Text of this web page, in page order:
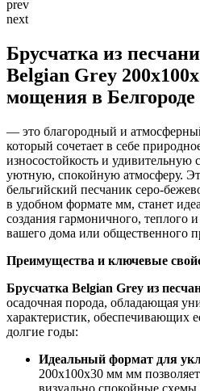
prev
next
Брусчатка из
Belgian Grey
мощения в Белгороде
— это благородный и
который сочетает в себе
износостойкость и удивительную
уютную, спокойную атмосферу.
бельгийский песчаник серо-
в удобном формате мм, станет
создания гармоничного, теплого
вашего дома или общественного
Преимущества и ключевые
Брусчатка Belgian Grey из
осадочная порода, обладающая
характеристик, обеспечивающих
долгие годы:
Идеальный формат для
200x100x30 мм мм позволяет
визуально спокойные